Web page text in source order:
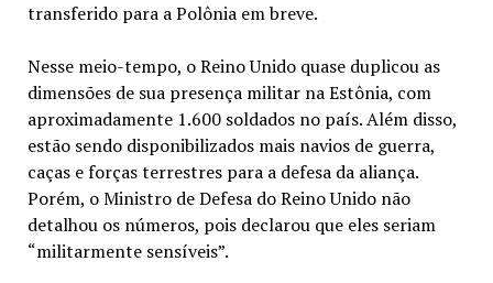
transferido para a Polônia em breve.
Nesse meio-tempo, o Reino Unido quase duplicou as
dimensões de sua presença militar na Estônia, com
aproximadamente 1.600 soldados no país. Além disso,
estão sendo disponibilizados mais navios de guerra,
caças e forças terrestres para a defesa da aliança.
Porém, o Ministro de Defesa do Reino Unido não
detalhou os números, pois declarou que eles seriam
“militarmente sensíveis”.